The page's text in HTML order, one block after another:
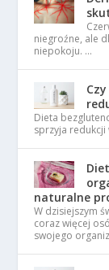
niegroźne, ale
niepokoju. …
Dieta
sprzyja redukcji
naturalne
W dzisiejszym
coraz więcej
swojego